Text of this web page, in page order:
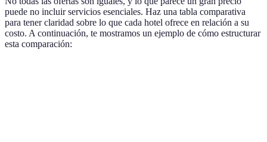
puede no incluir servicios esenciales. Haz una tabla comparativa
para tener claridad sobre lo que cada hotel ofrece en relación a su
costo. A continuación, te mostramos un ejemplo de cómo estructurar
esta comparación: